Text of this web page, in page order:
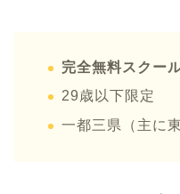
完全無料スクー
29歳以下限定
一都三県（主に